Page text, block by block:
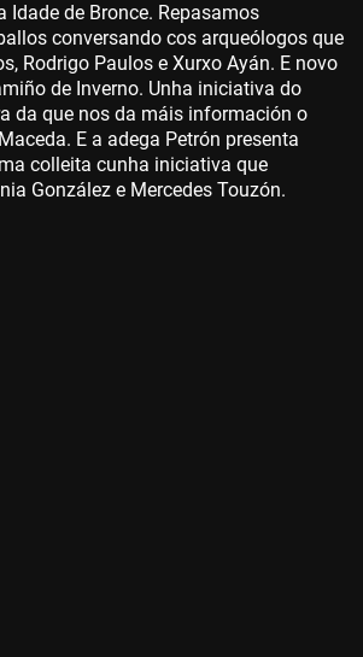
Idade de Bronce. Repasamos
conversando cos arqueólogos que
Rodrigo Paulos e Xurxo Ayán. E novo
de Inverno. Unha iniciativa do
da que nos da máis información o
E a adega Petrón presenta
colleita cunha iniciativa que
González e Mercedes Touzón.